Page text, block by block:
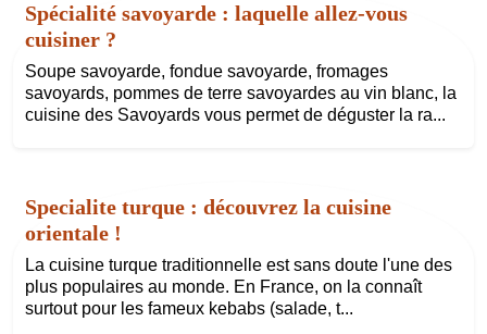
Spécialité savoyarde : laquelle allez-vous
cuisiner ?
Soupe savoyarde, fondue savoyarde, fromages
savoyards, pommes de terre savoyardes au vin blanc, la
cuisine des Savoyards vous permet de déguster la ra...
Specialite turque : découvrez la cuisine
orientale !
La cuisine turque traditionnelle est sans doute l'une des
plus populaires au monde. En France, on la connaît
surtout pour les fameux kebabs (salade, t...